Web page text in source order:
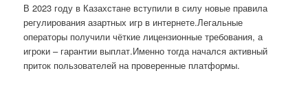
В 2023 году в Казахстане вступили в силу новые правила
регулирования азартных игр в интернете.Легальные
операторы получили чёткие лицензионные требования, а
игроки – гарантии выплат.Именно тогда начался активный
приток пользователей на проверенные платформы.